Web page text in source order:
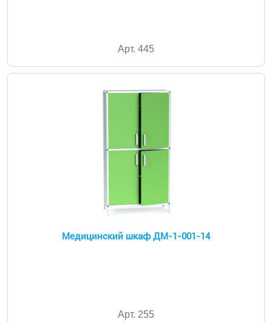
Арт. 445
Медицинский шкаф ДМ-1-001-14
Арт. 255